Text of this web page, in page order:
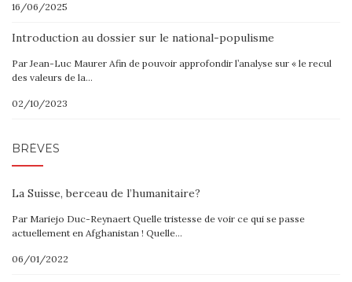
16/06/2025
Introduction au dossier sur le national-populisme
Par Jean-Luc Maurer Afin de pouvoir approfondir l’analyse sur « le recul
des valeurs de la…
02/10/2023
BRÈVES
La Suisse, berceau de l’humanitaire?
Par Mariejo Duc-Reynaert Quelle tristesse de voir ce qui se passe
actuellement en Afghanistan ! Quelle…
06/01/2022